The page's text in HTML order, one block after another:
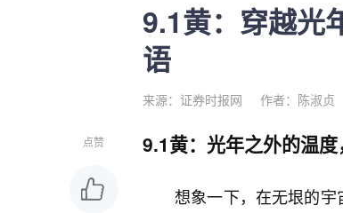
9.1黄：穿越光
语
来源：证券时报网 作者：陈淑贞
点赞 9.1黄：光年之外的温
想象一下，在无垠的宇